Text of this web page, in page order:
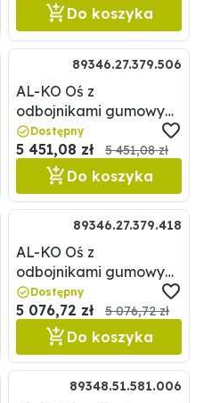
Do koszyka
89346.27.379.506
AL-KO Oś z
odbojnikami gumowymi
AL-KO 89346.27.379.506
Dostępny
5 451,08 zł 5 451,08 zł
Do koszyka
89346.27.379.418
AL-KO Oś z
odbojnikami gumowymi
SWING CB 1505 AL-KO
89346.27.379.418
Dostępny
5 076,72 zł 5 076,72 zł
Do koszyka
89348.51.581.006